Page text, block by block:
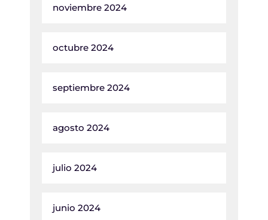
noviembre 2024
octubre 2024
septiembre 2024
agosto 2024
julio 2024
junio 2024